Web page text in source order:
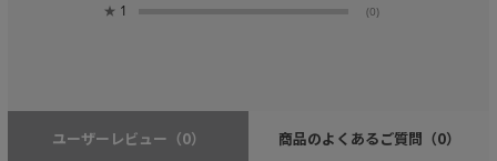
★ 1 (0)
ユーザーレビュー （0） 商品のよくあるご質問 （0）